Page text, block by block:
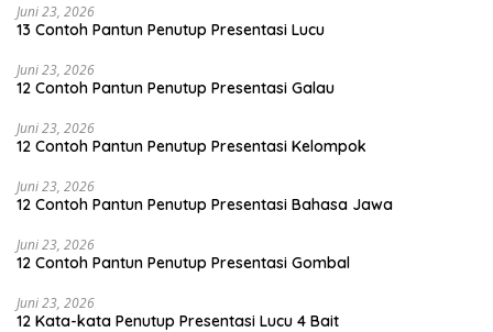
Juni 23, 2026
13 Contoh Pantun Penutup Presentasi Lucu
Juni 23, 2026
12 Contoh Pantun Penutup Presentasi Galau
Juni 23, 2026
12 Contoh Pantun Penutup Presentasi Kelompok
Juni 23, 2026
12 Contoh Pantun Penutup Presentasi Bahasa Jawa
Juni 23, 2026
12 Contoh Pantun Penutup Presentasi Gombal
Juni 23, 2026
12 Kata-kata Penutup Presentasi Lucu 4 Bait